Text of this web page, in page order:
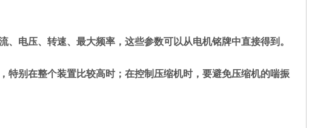
、电压、转速、最大频率，这些参数可以从电机铭牌中直接得到。
特别在整个装置比较高时；在控制压缩机时，要避免压缩机的喘振